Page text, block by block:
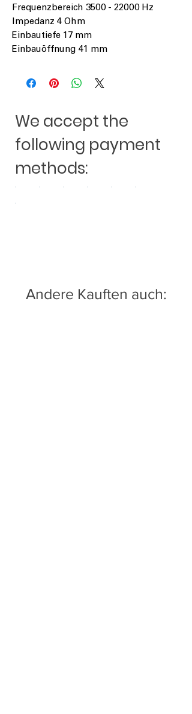
Frequenzbereich 3500 - 22000 Hz
Impedanz 4 Ohm
Einbautiefe 17 mm
Einbauöffnung 41 mm
We accept the
following payment
methods:
Andere Kauften auch: